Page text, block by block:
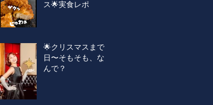
ス🌟実食レポ
🌟クリスマスまで2
日〜そもそも、な
んで？